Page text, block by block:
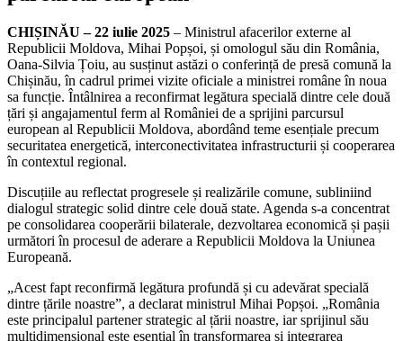
CHIȘINĂU – 22 iulie 2025 – Ministrul afacerilor externe al
Republicii Moldova, Mihai Popșoi, și omologul său din România,
Oana-Silvia Țoiu, au susținut astăzi o conferință de presă comună la
Chișinău, în cadrul primei vizite oficiale a ministrei române în noua
sa funcție. Întâlnirea a reconfirmat legătura specială dintre cele două
țări și angajamentul ferm al României de a sprijini parcursul
european al Republicii Moldova, abordând teme esențiale precum
securitatea energetică, interconectivitatea infrastructurii și cooperarea
în contextul regional.
Discuțiile au reflectat progresele și realizările comune, subliniind
dialogul strategic solid dintre cele două state. Agenda s-a concentrat
pe consolidarea cooperării bilaterale, dezvoltarea economică și pașii
următori în procesul de aderare a Republicii Moldova la Uniunea
Europeană.
„Acest fapt reconfirmă legătura profundă și cu adevărat specială
dintre țările noastre”, a declarat ministrul Mihai Popșoi. „România
este principalul partener strategic al țării noastre, iar sprijinul său
multidimensional este esențial în transformarea și integrarea